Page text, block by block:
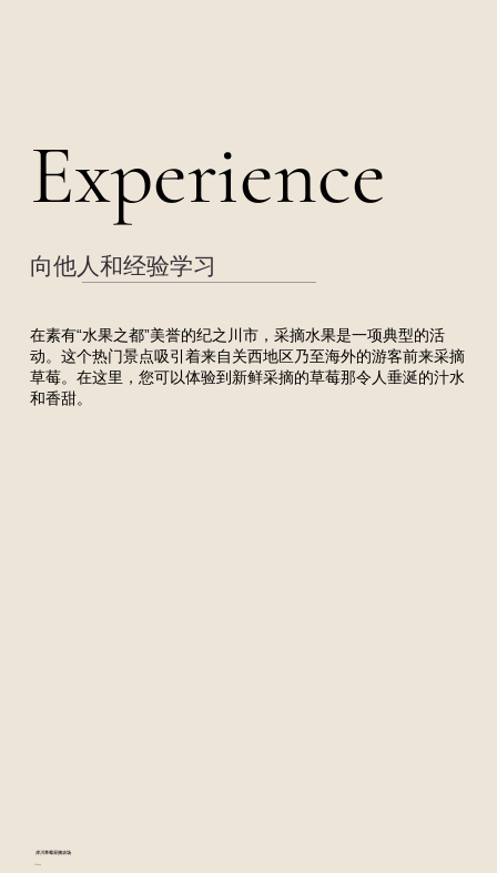
Experience
Experience
向他人和经验学习
在素有“水果之都”美誉的纪之川市，采摘水果是一项典型的活
动。这个热门景点吸引着来自关西地区乃至海外的游客前来采摘
草莓。在这里，您可以体验到新鲜采摘的草莓那令人垂涎的汁水
和香甜。
岸川草莓采摘农场